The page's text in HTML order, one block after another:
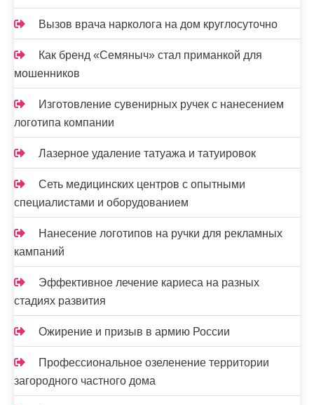
Вызов врача нарколога на дом круглосуточно
Как бренд «Семяныч» стал приманкой для
мошенников
Изготовление сувенирных ручек с нанесением
логотипа компании
Лазерное удаление татуажа и татуировок
Сеть медицинских центров с опытными
специалистами и оборудованием
Нанесение логотипов на ручки для рекламных
кампаний
Эффективное лечение кариеса на разных
стадиях развития
Ожирение и призыв в армию России
Профессиональное озеленение территории
загородного частного дома